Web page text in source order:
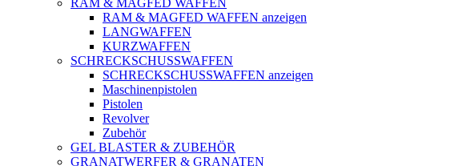
RAM & MAGFED WAFFEN
RAM & MAGFED WAFFEN anzeigen
LANGWAFFEN
KURZWAFFEN
SCHRECKSCHUSSWAFFEN
SCHRECKSCHUSSWAFFEN anzeigen
Maschinenpistolen
Pistolen
Revolver
Zubehör
GEL BLASTER & ZUBEHÖR
GRANATWERFER & GRANATEN